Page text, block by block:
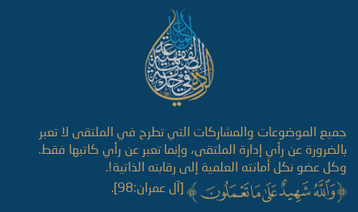
جميع الموضوعات والمشاركات التي تطرح في الملتقى لا تعبر
بالضرورة عن رأي إدارة الملتقى، وإنما تعبر عن رأي كاتبها فقط.
وكل عضو نكل أمانته العلمية إلى رقابته الذاتية!.
[آل عمران:98].